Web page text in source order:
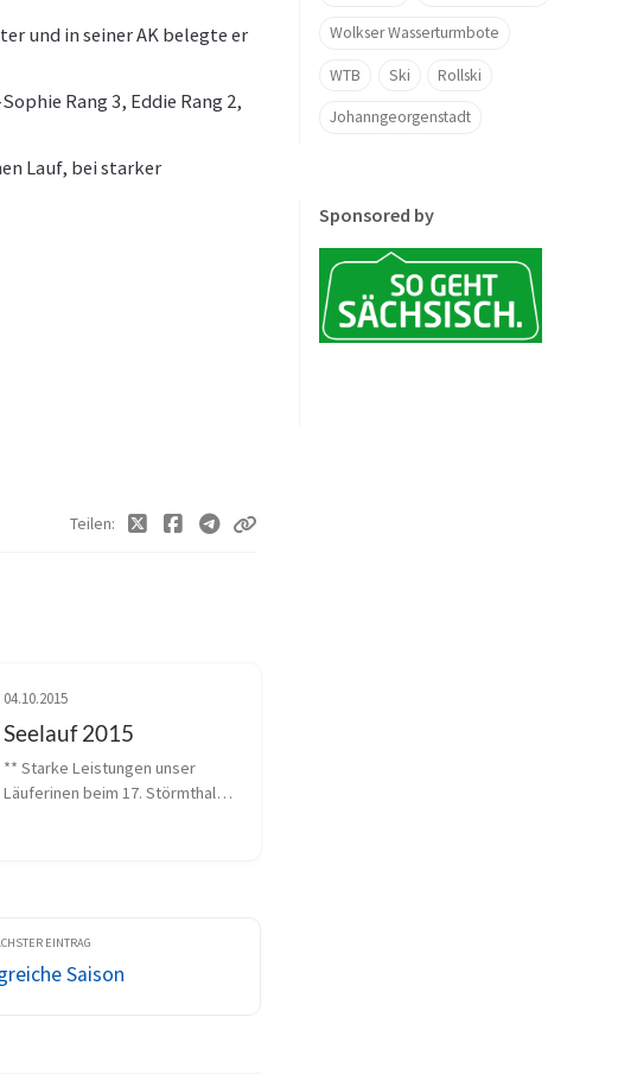
und in seiner AK belegte er
Rang 3, Eddie Rang 2,
Lauf, bei starker
Teilen
Wolkser Wasserturmbote
WTB Ski Rollski
Johanngeorgenstadt
Sponsored by
04.10.2015
Seelauf 2015
** Starke Leistungen unser
Läuferinen beim 17. Störmthaler
Saison